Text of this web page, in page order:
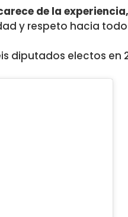
de la
y respeto hacia
diputados electos en